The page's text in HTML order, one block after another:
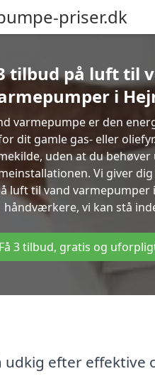
priser.dk
tilbud på luft til
i
varmepumpe er den
dit gamle gas- eller
uden at du
Vi giver
luft til vand varmepumper
håndværkere, vi kan stå
Få 3 tilbud, gratis og
udkig efter effektive